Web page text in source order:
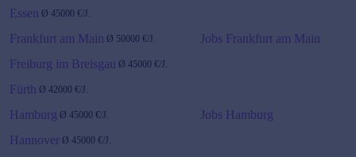
Essen Ø 45000 €/J.
Frankfurt am Main Ø 50000 €/J.
Jobs Frankfurt am Main
Freiburg im Breisgau Ø 45000 €/J.
Fürth Ø 42000 €/J.
Hamburg Ø 45000 €/J.
Jobs Hamburg
Hannover Ø 45000 €/J.